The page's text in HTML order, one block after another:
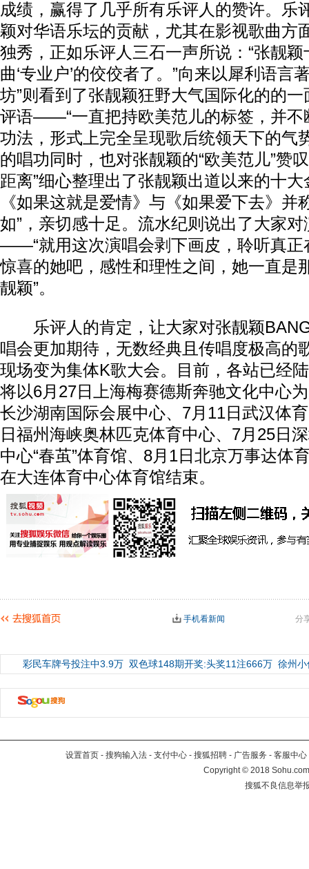
成绩，赢得了几乎所有乐评人的赞许。乐
颖对华语乐坛的贡献，尤其在影视歌曲方
独秀，正如乐评人三石一声所说：“张靓
曲‘专业户’的佼佼者了。”向来以犀利语言
坊”则看到了张靓颖狂野大气国际化的的
评语——“一直把持欧美范儿的标签，并不
功法，形式上完全呈现歌后统领天下的气
的唱功同时，也对张靓颖的“欧美范儿”赞
距离”细心整理出了张靓颖出道以来的十
《如果这就是爱情》与《如果爱下去》并
如”，亲切感十足。流水纪则说出了大家
——“就用这次演唱会剥下画皮，聆听真正
惊喜的她吧，感性和理性之间，她一直是
靓颖”。
乐评人的肯定，让大家对张靓颖
唱会更加期待，无数经典且传唱度极高的
现场变为集体K歌大会。目前，各站已经
将以6月27日上海梅赛德斯奔驰文化中心
长沙湖南国际会展中心、7月11日武汉体
日福州海峡奥林匹克体育中心、7月25日
中心“春茧”体育馆、8月1日北京万事达体
在大连体育中心体育馆结束。
分
手机看新闻
彩民车牌号投注中3.9万 双色球148期开奖:头奖11注666万 徐州
设置首页 - 搜狗输入法 - 支付中心 - 搜狐招聘 - 广告服务 - 客服中心
Copyright©2018
搜狐不良信息举